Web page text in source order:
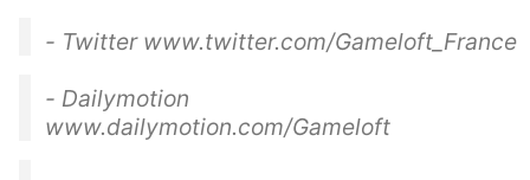
- Twitter www.twitter.com/Gameloft_France
- Dailymotion
www.dailymotion.com/Gameloft